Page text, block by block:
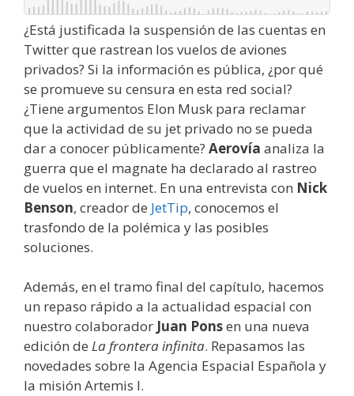
¿Está justificada la suspensión de las cuentas en
Twitter que rastrean los vuelos de aviones
privados? Si la información es pública, ¿por qué
se promueve su censura en esta red social?
¿Tiene argumentos Elon Musk para reclamar
que la actividad de su jet privado no se pueda
dar a conocer públicamente? Aerovía analiza la
guerra que el magnate ha declarado al rastreo
de vuelos en internet. En una entrevista con Nick
Benson, creador de JetTip, conocemos el
trasfondo de la polémica y las posibles
soluciones.
Además, en el tramo final del capítulo, hacemos
un repaso rápido a la actualidad espacial con
nuestro colaborador Juan Ponsen una nueva
edición de La frontera infinita. Repasamos las
novedades sobre la Agencia Espacial Española y
la misión Artemis I.